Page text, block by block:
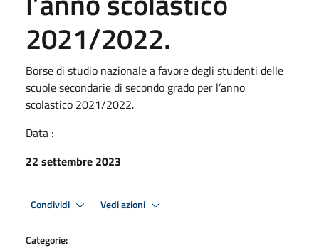
2021/2022.
Borse di studio nazionale a favore degli studenti delle
scuole secondarie di secondo grado per l’anno
scolastico 2021/2022.
Data :
22 settembre 2023
Condividi Vedi azioni
Categorie: